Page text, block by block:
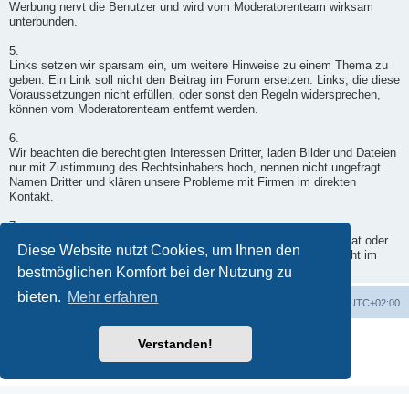
Diese Website nutzt Cookies, um Ihnen den
bestmöglichen Komfort bei der Nutzung zu
bieten. Mehr erfahren
Verstanden!
Werbung nervt die Benutzer und wird vom Moderatorenteam wirksam
unterbunden.
5.
Links setzen wir sparsam ein, um weitere Hinweise zu einem Thema zu
geben. Ein Link soll nicht den Beitrag im Forum ersetzen. Links, die diese
Voraussetzungen nicht erfüllen, oder sonst den Regeln widersprechen,
können vom Moderatorenteam entfernt werden.
6.
Wir beachten die berechtigten Interessen Dritter, laden Bilder und Dateien
nur mit Zustimmung des Rechtsinhabers hoch, nennen nicht ungefragt
Namen Dritter und klären unsere Probleme mit Firmen im direkten
Kontakt.
7.
Wenn ein Moderator doch einmal in Deinen Beitrag eingegriffen hat oder
er nicht freigegeben wurde, wende Dich per Kontaktformular - nicht im
Forum - an einen Moderator.
Foren-Übersicht UTC+02:00
Deutsche Übersetzung durch